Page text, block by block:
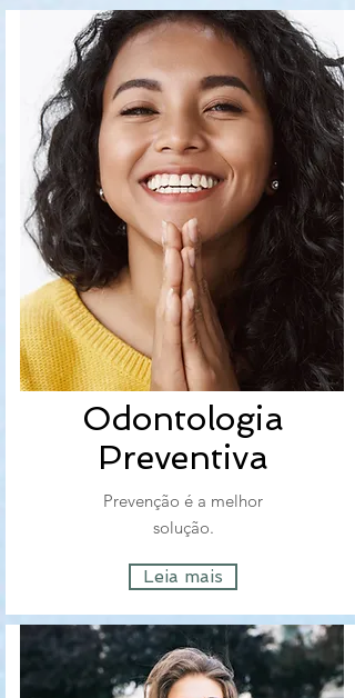
Odontologia
Preventiva
Prevenção é a melhor
solução.
Leia mais